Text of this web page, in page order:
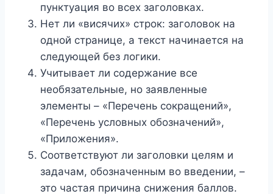
пунктуация во всех заголовках.
Нет ли «висячих» строк: заголовок на
одной странице, а текст начинается на
следующей без логики.
Учитывает ли содержание все
необязательные, но заявленные
элементы – «Перечень сокращений»,
«Перечень условных обозначений»,
«Приложения».
Соответствуют ли заголовки целям и
задачам, обозначенным во введении, –
это частая причина снижения баллов.